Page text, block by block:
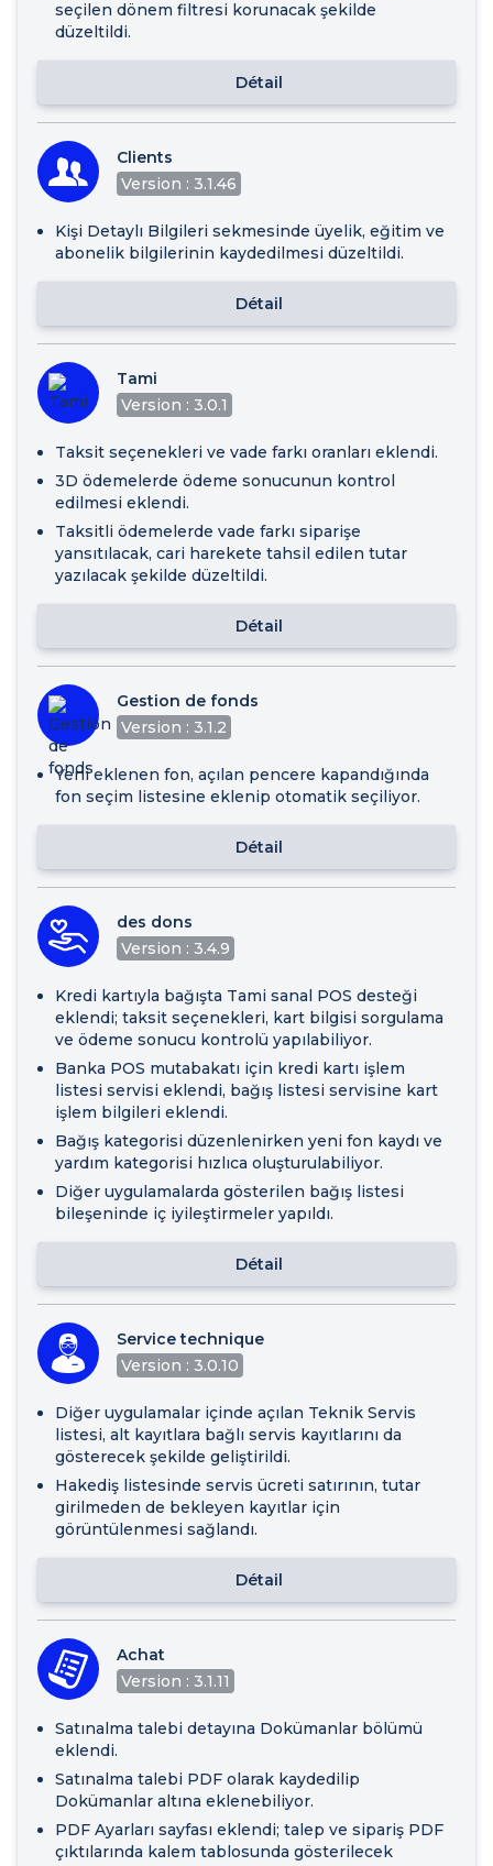
seçilen dönem filtresi korunacak şekilde
düzeltildi.
Détail
Clients
Version : 3.1.46
Kişi Detaylı Bilgileri sekmesinde üyelik, eğitim ve
abonelik bilgilerinin kaydedilmesi düzeltildi.
Détail
Tami
Version : 3.0.1
Taksit seçenekleri ve vade farkı oranları eklendi.
3D ödemelerde ödeme sonucunun kontrol
edilmesi eklendi.
Taksitli ödemelerde vade farkı siparişe
yansıtılacak, cari harekete tahsil edilen tutar
yazılacak şekilde düzeltildi.
Détail
Gestion de fonds
Version : 3.1.2
Yeni eklenen fon, açılan pencere kapandığında
fon seçim listesine eklenip otomatik seçiliyor.
Détail
des dons
Version : 3.4.9
Kredi kartıyla bağışta Tami sanal POS desteği
eklendi; taksit seçenekleri, kart bilgisi sorgulama
ve ödeme sonucu kontrolü yapılabiliyor.
Banka POS mutabakatı için kredi kartı işlem
listesi servisi eklendi, bağış listesi servisine kart
işlem bilgileri eklendi.
Bağış kategorisi düzenlenirken yeni fon kaydı ve
yardım kategorisi hızlıca oluşturulabiliyor.
Diğer uygulamalarda gösterilen bağış listesi
bileşeninde iç iyileştirmeler yapıldı.
Détail
Service technique
Version : 3.0.10
Diğer uygulamalar içinde açılan Teknik Servis
listesi, alt kayıtlara bağlı servis kayıtlarını da
gösterecek şekilde geliştirildi.
Hakediş listesinde servis ücreti satırının, tutar
girilmeden de bekleyen kayıtlar için
görüntülenmesi sağlandı.
Détail
Achat
Version : 3.1.11
Satınalma talebi detayına Dokümanlar bölümü
eklendi.
Satınalma talebi PDF olarak kaydedilip
Dokümanlar altına eklenebiliyor.
PDF Ayarları sayfası eklendi; talep ve sipariş PDF
çıktılarında kalem tablosunda gösterilecek